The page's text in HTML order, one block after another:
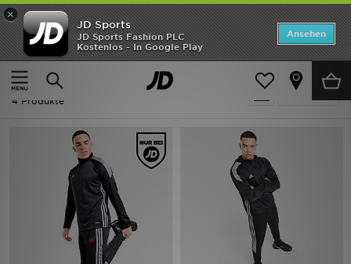
×
JD Sports
JD Sports Fashion PLC
Kostenlos - In Google Play
Ansehen
Startseite
Ausverkauf | Adidas Tiro
verfeinern
Ausverkauf | Adidas Tiro
4 Produkte
Startseite
ANGEBOTE
Marken